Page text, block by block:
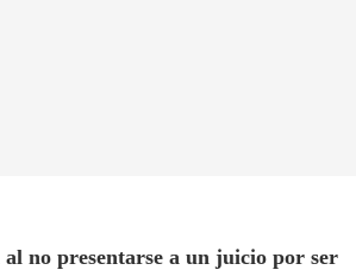
no presentarse a un juicio por ser